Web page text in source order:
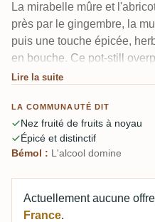
La mirabelle mûre et
près par le gingembre, la
puis une touche épicée,
en bouche. Ce pot-still
fruité, mais les 57,2%
Scotch que d'un rhum.
Lire la suite
LA COMMUNAUTÉ DIT
Nez fruité de fruits à noyau
Épicé et distinctif
Bémol : L'alcool domine
Actuellement aucune
France.